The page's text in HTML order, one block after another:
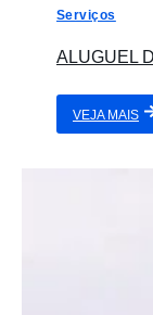
Serviços
ALUGUEL
VEJA MAIS